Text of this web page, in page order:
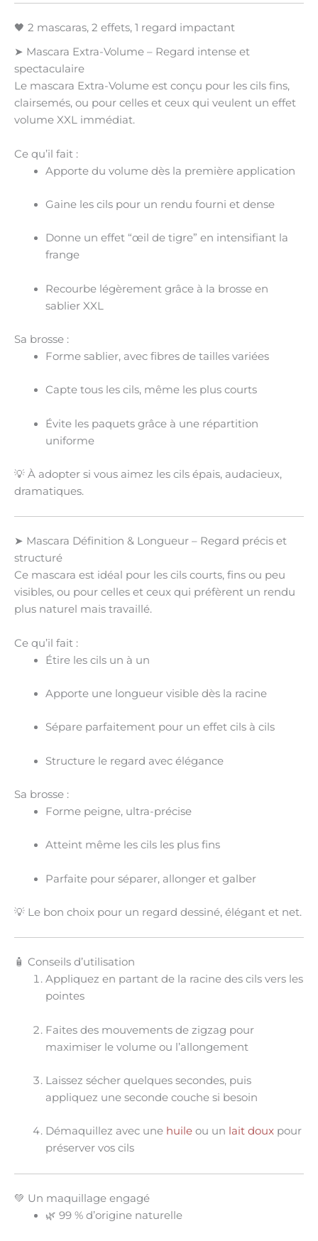
🖤 2 mascaras, 2 effets, 1 regard impactant
➤ Mascara Extra-Volume – Regard intense et
spectaculaire
Le mascara Extra-Volume est conçu pour les cils fins,
clairsemés, ou pour celles et ceux qui veulent un effet
volume XXL immédiat.
Ce qu’il fait :
Apporte du volumedès la première application
Gaine les cils pour un rendu fourni et dense
Donne un effet “œil de tigre” en intensifiant la
frange
Recourbe légèrement grâce à la brosse en
sablier XXL
Sa brosse :
Forme sablier, avec fibres de tailles variées
Capte tous les cils, même les plus courts
Évite les paquets grâce à une répartition
uniforme
💡 À adopter si vous aimez les cils épais, audacieux,
dramatiques.
➤ Mascara Définition & Longueur – Regard précis et
structuré
Ce mascara est idéal pour les cils courts, fins ou peu
visibles, ou pour celles et ceux qui préfèrent un rendu
plus naturel mais travaillé.
Ce qu’il fait :
Étire les cils un à un
Apporte une longueur visibledès la racine
Sépare parfaitement pour un effet cils à cils
Structure le regard avec élégance
Sa brosse :
Forme peigne, ultra-précise
Atteint même les cils les plus fins
Parfaite pour séparer, allonger et galber
💡 Le bon choix pour un regard dessiné, élégant et net.
🧴 Conseils d’utilisation
Appliquez en partant de la racine des cils vers les
pointes
Faites des mouvements de zigzag pour
maximiser le volume ou l’allongement
Laissez sécher quelques secondes, puis
appliquez une seconde couche si besoin
Démaquillez avec une huileou un lait douxpour
préserver vos cils
💚 Un maquillage engagé
🌿 99 % d’origine naturelle